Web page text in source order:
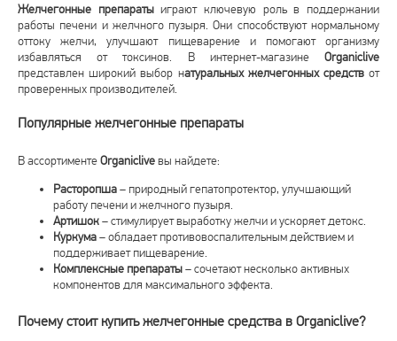
Желчегонные препаратыиграют ключевую роль в поддержании
работы печени и желчного пузыря. Они способствуют нормальному
оттоку желчи, улучшают пищеварение и помогают организму
избавляться от токсинов. В интернет-магазине Organiclive
представлен широкий выбор натуральных желчегонных средствот
проверенных производителей.
Популярные желчегонные препараты
В ассортиментеOrganicliveвы найдете:
Расторопша– природный гепатопротектор, улучшающий
работу печени и желчного пузыря.
Артишок– стимулирует выработку желчи и ускоряет детокс.
Куркума– обладает противовоспалительным действием и
поддерживает пищеварение.
Комплексные препараты– сочетают несколько активных
компонентов для максимального эффекта.
Почему стоит купить желчегонные средства в Organiclive?